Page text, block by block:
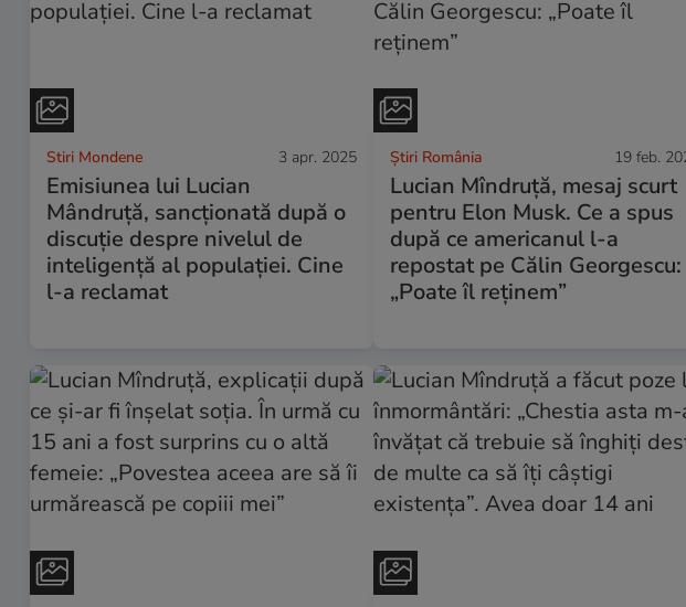
Stiri Mondene 3 apr. 2025
Emisiunea lui Lucian
Mândruță, sancționată după o
discuţie despre nivelul de
inteligenţă al populaţiei. Cine
l-a reclamat
Știri România 19 feb.
Lucian Mîndruță, mesaj scurt
pentru Elon Musk. Ce a spus
după ce americanul l-a
repostat pe Călin Georgescu:
„Poate îl reținem”